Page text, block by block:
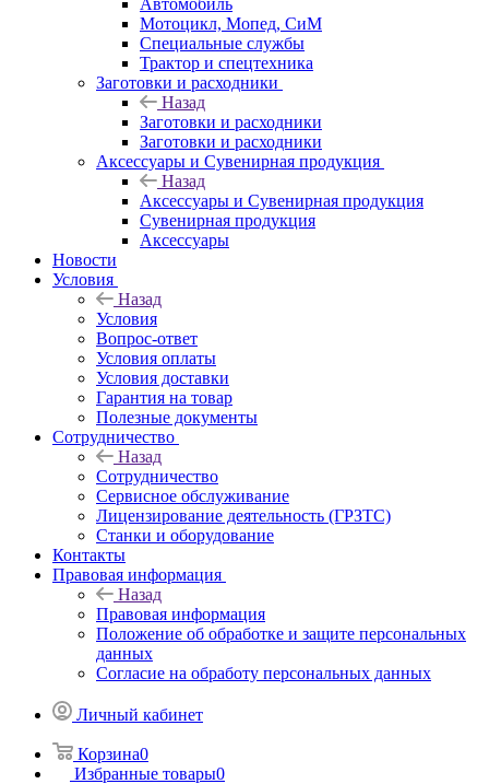
Автомобиль
Мотоцикл, Мопед, СиМ
Специальные службы
Трактор и спецтехника
Заготовки и расходники
Назад
Заготовки и расходники
Заготовки и расходники
Аксессуары и Сувенирная продукция
Назад
Аксессуары и Сувенирная продукция
Сувенирная продукция
Аксессуары
Новости
Условия
Назад
Условия
Вопрос-ответ
Условия оплаты
Условия доставки
Гарантия на товар
Полезные документы
Сотрудничество
Назад
Сотрудничество
Сервисное обслуживание
Лицензирование деятельность (ГРЗТС)
Станки и оборудование
Контакты
Правовая информация
Назад
Правовая информация
Положение об обработке и защите персональных
данных
Согласие на обработу персональных данных
Личный кабинет
Корзина0
Избранные товары0